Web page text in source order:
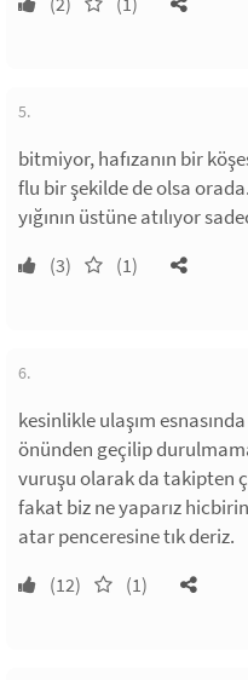
5.
bitmiyor, hafızanın bir
flu bir şekilde de olsa
yığının üstüne atılıyor
(3) (1)
6.
kesinlikle ulaşım
önünden geçilip
vuruşu olarak da takipten
fakat biz ne yaparız
atar penceresine tık deriz.
(12) (1)